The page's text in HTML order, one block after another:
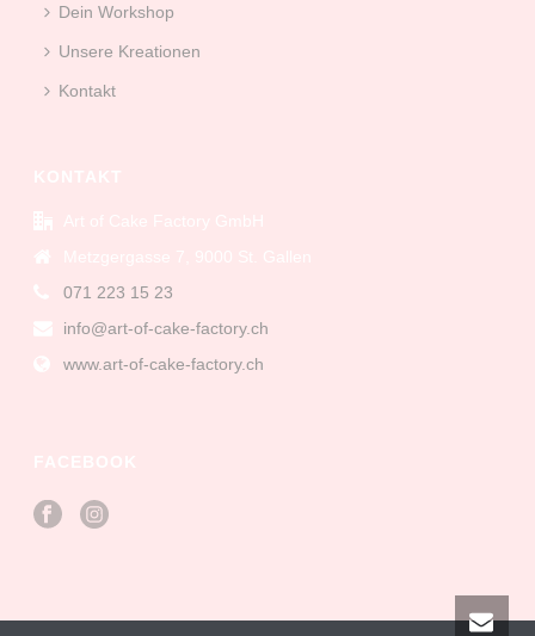
Dein Workshop
Unsere Kreationen
Kontakt
071 223 15 23
info@art-of-cake-factory.ch
www.art-of-cake-factory.ch